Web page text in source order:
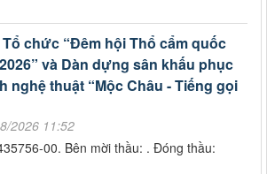
chức “Đêm hội Thổ cẩm quốc
và Dàn dựng sân khấu phục
nghệ thuật “Mộc Châu - Tiếng gọi
2026 11:52
00. Bên mời thầu: . Đóng thầu: